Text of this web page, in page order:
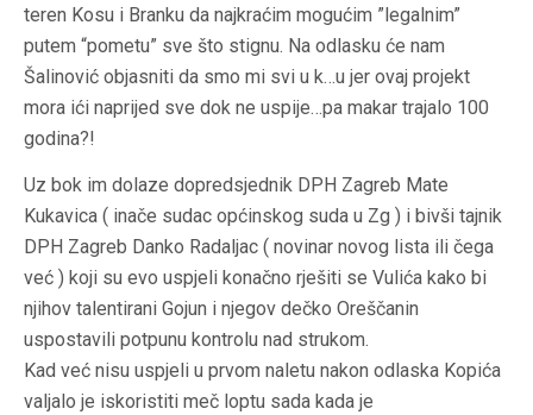
teren Kosu i Branku da najkraćim mogućim ”legalnim”
putem “pometu” sve što stignu. Na odlasku će nam
Šalinović objasniti da smo mi svi u k…u jer ovaj projekt
mora ići naprijed sve dok ne uspije…pa makar trajalo 100
godina?!
Uz bok im dolaze dopredsjednik DPH Zagreb Mate
Kukavica ( inače sudac općinskog suda u Zg ) i bivši tajnik
DPH Zagreb Danko Radaljac ( novinar novog lista ili čega
već ) koji su evo uspjeli konačno rješiti se Vulića kako bi
njihov talentirani Gojun i njegov dečko Oreščanin
uspostavili potpunu kontrolu nad strukom.
Kad već nisu uspjeli u prvom naletu nakon odlaska Kopića
valjalo je iskoristiti meč loptu sada kada je